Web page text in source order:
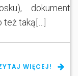
dokument
też taką[…]
WIĘCEJ!